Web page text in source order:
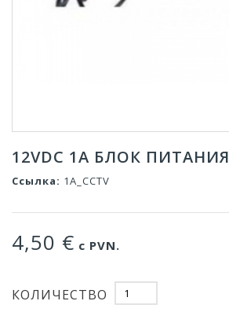
12VDC 1A БЛОК ПИТАНИЯ
Ссылка: 1A_CCTV
4,50 € с PVN.
КОЛИЧЕСТВО